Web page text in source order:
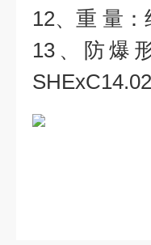
12、重 量：
13、防爆